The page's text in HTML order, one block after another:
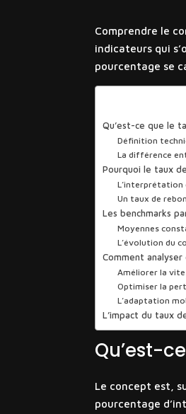
Comprendre le
indicateurs qui
pourcentage se
Qu’est-ce que le
Définition
La différence
Pourquoi le taux
L’interprétation
Un taux de
Les benchmarks
Moyennes
L’évolution du
Comment
Améliorer la
Optimiser la
L’adaptation
L’impact du taux
Qu’est-
Le concept est,
pourcentage